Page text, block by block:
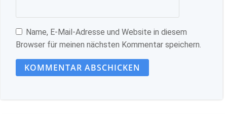
Name, E-Mail-Adresse und Website in diesem
Browser für meinen nächsten Kommentar speichern.